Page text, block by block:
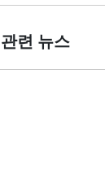
관련 뉴스